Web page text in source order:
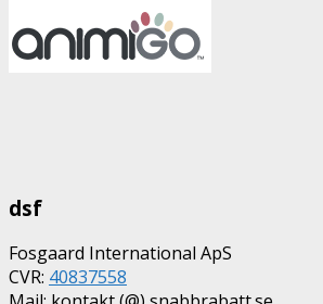
dsf
Fosgaard International ApS
CVR: 40837558